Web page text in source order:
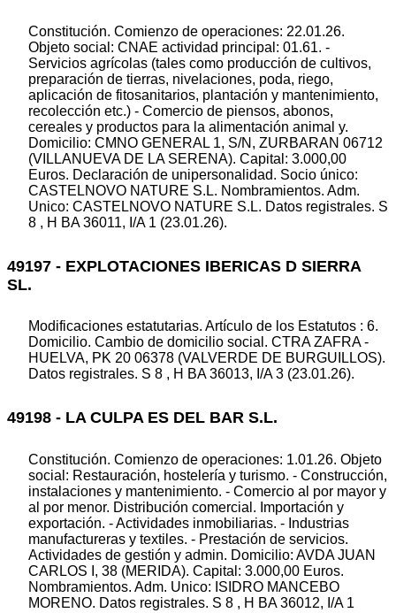
Constitución. Comienzo de operaciones: 22.01.26.
Objeto social: CNAE actividad principal: 01.61. -
Servicios agrícolas (tales como producción de cultivos,
preparación de tierras, nivelaciones, poda, riego,
aplicación de fitosanitarios, plantación y mantenimiento,
recolección etc.) - Comercio de piensos, abonos,
cereales y productos para la alimentación animal y.
Domicilio: CMNO GENERAL 1, S/N, ZURBARAN 06712
(VILLANUEVA DE LA SERENA). Capital: 3.000,00
Euros. Declaración de unipersonalidad. Socio único:
CASTELNOVO NATURE S.L. Nombramientos. Adm.
Unico: CASTELNOVO NATURE S.L. Datos registrales. S
8 , H BA 36011, I/A 1 (23.01.26).
49197 - EXPLOTACIONES IBERICAS D SIERRA
SL.
Modificaciones estatutarias. Artículo de los Estatutos : 6.
Domicilio. Cambio de domicilio social. CTRA ZAFRA -
HUELVA, PK 20 06378 (VALVERDE DE BURGUILLOS).
Datos registrales. S 8 , H BA 36013, I/A 3 (23.01.26).
49198 - LA CULPA ES DEL BAR S.L.
Constitución. Comienzo de operaciones: 1.01.26. Objeto
social: Restauración, hostelería y turismo. - Construcción,
instalaciones y mantenimiento. - Comercio al por mayor y
al por menor. Distribución comercial. Importación y
exportación. - Actividades inmobiliarias. - Industrias
manufactureras y textiles. - Prestación de servicios.
Actividades de gestión y admin. Domicilio: AVDA JUAN
CARLOS I, 38 (MERIDA). Capital: 3.000,00 Euros.
Nombramientos. Adm. Unico: ISIDRO MANCEBO
MORENO. Datos registrales. S 8 , H BA 36012, I/A 1